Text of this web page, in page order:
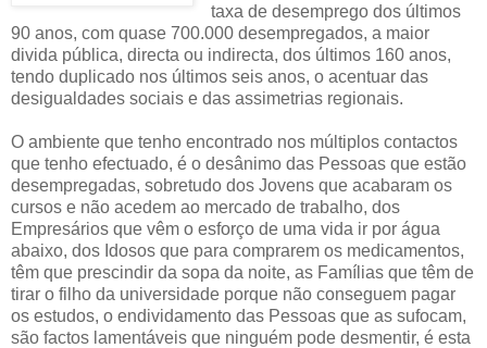
taxa de desemprego dos últimos
90 anos, com quase 700.000 desempregados, a maior
divida pública, directa ou indirecta, dos últimos 160 anos,
tendo duplicado nos últimos seis anos, o acentuar das
desigualdades sociais e das assimetrias regionais.
O ambiente que tenho encontrado nos múltiplos contactos
que tenho efectuado, é o desânimo das Pessoas que estão
desempregadas, sobretudo dos Jovens que acabaram os
cursos e não acedem ao mercado de trabalho, dos
Empresários que vêm o esforço de uma vida ir por água
abaixo, dos Idosos que para comprarem os medicamentos,
têm que prescindir da sopa da noite, as Famílias que têm de
tirar o filho da universidade porque não conseguem pagar
os estudos, o endividamento das Pessoas que as sufocam,
são factos lamentáveis que ninguém pode desmentir, é esta